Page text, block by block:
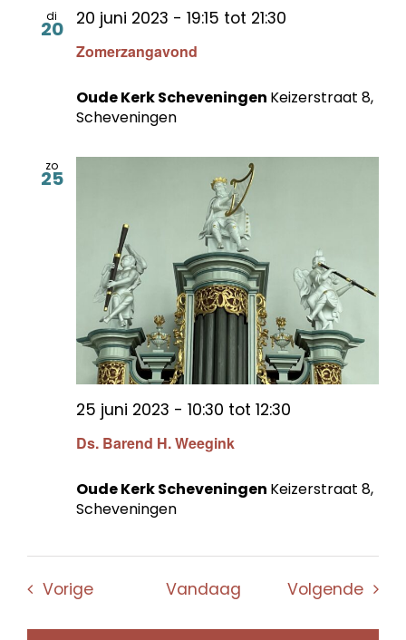
di
20
Zomerzangavond
20 juni 2023 - 19:15 tot 21:30
Oude Kerk Scheveningen Keizerstraat 8,
Scheveningen
zo
25
Ds. Barend H. Weegink
25 juni 2023 - 10:30 tot 12:30
Oude Kerk Scheveningen Keizerstraat 8,
Scheveningen
VorigeEvenementenVandaag Volgende